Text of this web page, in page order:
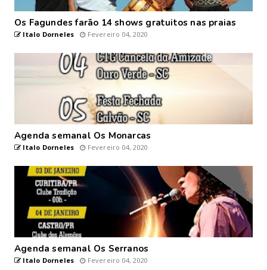
Os Fagundes farão 14 shows gratuitos nas praias
Italo Dorneles Fevereiro 04, 2020
Agenda semanal Os Monarcas
Italo Dorneles Fevereiro 04, 2020
Agenda semanal Os Serranos
Italo Dorneles Fevereiro 04, 2020